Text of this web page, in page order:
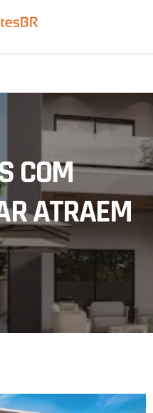
COM
ATRAEM